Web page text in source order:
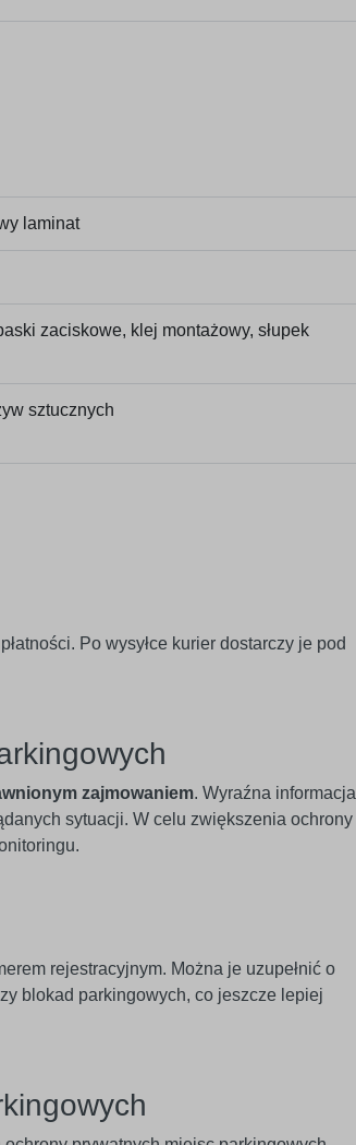
laminat
zaciskowe, klej montażowy, słupek
sztucznych
Po wysyłce kurier dostarczy je pod
zajmowaniem. Wyraźna informacja
sytuacji. W celu zwiększenia ochrony
rejestracyjnym. Można je uzupełnić o
blokad parkingowych, co jeszcze lepiej